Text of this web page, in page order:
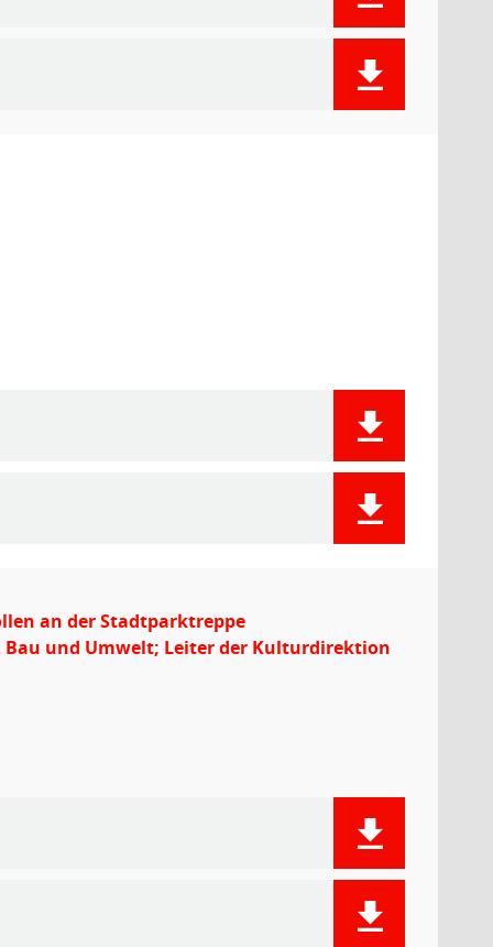
an der Stadtparktreppe
und Umwelt; Leiter der Kulturdirektion